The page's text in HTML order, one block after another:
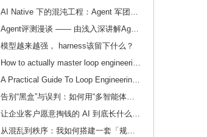
AI Native 下的混沌工程：Agent 军团如何重新定义系统韧性验证
Agent评测漫谈 —— 由浅入深讲解Agent评测
模型越来越强， harness该留下什么？
How to actually master loop engineering
A Practical Guide To Loop Engineering Without Yourself
告别“黑盒”与误判：如何用“多智能体对抗辩论”重构内容安全审核系统
让企业客户愿意掏钱的 AI 到底长什么样？
从混乱到秩序：我如何搭建一套「规范驱动」的 AI 协作开发体系